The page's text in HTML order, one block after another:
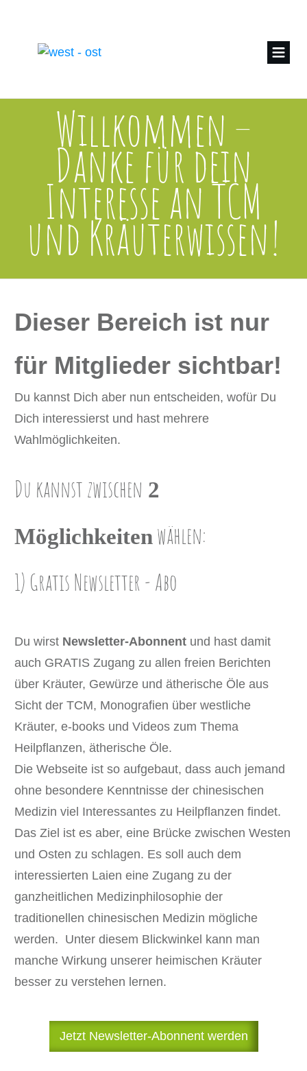
Willkommen –
Danke für dein
Interesse an TCM
und Kräuterwissen!
Dieser Bereich ist nur
für Mitglieder sichtbar!
Du kannst Dich aber nun entscheiden, wofür Du
Dich interessierst und hast mehrere
Wahlmöglichkeiten.
Du kannst zwischen 2
Möglichkeiten wählen:
1) Gratis Newsletter ​- Abo
Du wirst Newsletter-Abonnent und hast damit
auch GRATIS Zugang zu allen freien Berichten
über Kräuter, Gewürze und ätherische Öle aus
Sicht der TCM, Monografien über westliche
Kräuter, e-books und Videos zum Thema
Heilpflanzen, ätherische Öle.
Die Webseite ist so aufgebaut, dass auch jemand
ohne besondere Kenntnisse der chinesischen
Medizin viel Interessantes zu Heilpflanzen findet.
Das Ziel ist es aber, eine Brücke zwischen Westen
und Osten zu schlagen. Es soll auch dem
interessierten Laien eine Zugang zu der
ganzheitlichen Medizinphilosophie der
traditionellen chinesischen Medizin mögliche
werden. Unter diesem Blickwinkel kann man
manche Wirkung unserer heimischen Kräuter
besser zu verstehen lernen.
Jetzt Newsletter-Abonnent werden